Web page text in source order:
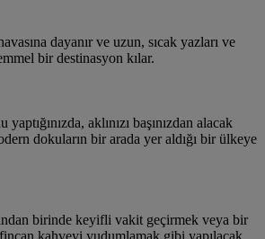
dayanır ve uzun, sıcak yazları ve
bir destinasyon kılar.
aklınızı başınızdan alacak
dokuların bir arada yer aldığı bir ülkeye
birinde keyifli vakit geçirmek veya bir
kahveyi yudumlamak gibi yapılacak